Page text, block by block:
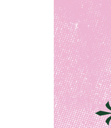
연인들이 자주
내 기분에 따라
내게 좋은 사람
자신의 일에 대한
불행을 자초하는
내가 좋아하는 것
말
상대방에게 자주
연애를 통해 성
가장 외로운 사람